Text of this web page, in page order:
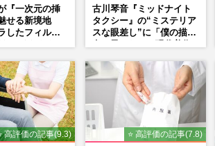
『一次元の挿
せる新境地
したフィルタ
古川琴音『ミッドナイト
タクシー』の“ミステリア
スな眼差し”に「僕の描く
で“公認”
高評価の記事(9.3) ⭐ 高評価の記事(7.8)